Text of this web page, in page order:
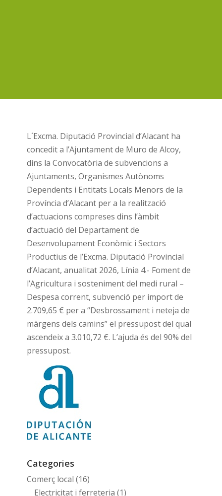
L´Excma. Diputació Provincial d’Alacant ha
concedit a l’Ajuntament de Muro de Alcoy,
dins la Convocatòria de subvencions a
Ajuntaments, Organismes Autònoms
Dependents i Entitats Locals Menors de la
Província d’Alacant per a la realització
d’actuacions compreses dins l’àmbit
d’actuació del Departament de
Desenvolupament Econòmic i Sectors
Productius de l’Excma. Diputació Provincial
d’Alacant, anualitat 2026, Línia 4.- Foment de
l’Agricultura i sosteniment del medi rural –
Despesa corrent, subvenció per import de
2.709,65 € per a “Desbrossament i neteja de
màrgens dels camins” el pressupost del qual
ascendeix a 3.010,72 €. L’ajuda és del 90% del
pressupost.
Categories
Comerç local (16)
Electricitat i ferreteria (1)